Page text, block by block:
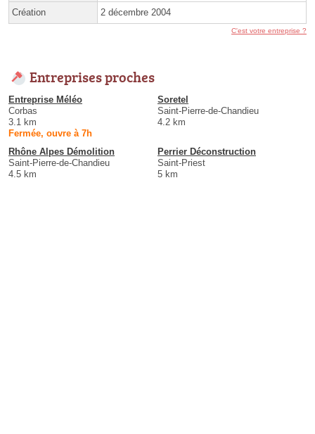
Création 2 décembre 2004
C'est votre entreprise ?
Entreprises proches
Entreprise Méléo
Corbas
3.1 km
Fermée, ouvre à 7h
Soretel
Saint-Pierre-de-Chandieu
4.2 km
Rhône Alpes Démolition
Saint-Pierre-de-Chandieu
4.5 km
Perrier Déconstruction
Saint-Priest
5 km